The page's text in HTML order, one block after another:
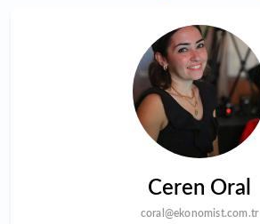
Ceren Oral
coral@ekonomist.com.tr